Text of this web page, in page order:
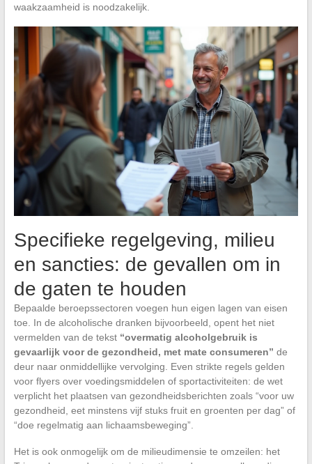
waakzaamheid is noodzakelijk.
Specifieke regelgeving, milieu
en sancties: de gevallen om in
de gaten te houden
Bepaalde beroepssectoren voegen hun eigen lagen van eisen
toe. In de alcoholische dranken bijvoorbeeld, opent het niet
vermelden van de tekst “overmatig alcoholgebruik is
gevaarlijk voor de gezondheid, met mate consumeren” de
deur naar onmiddellijke vervolging. Even strikte regels gelden
voor flyers over voedingsmiddelen of sportactiviteiten: de wet
verplicht het plaatsen van gezondheidsberichten zoals “voor uw
gezondheid, eet minstens vijf stuks fruit en groenten per dag” of
“doe regelmatig aan lichaamsbeweging”.
Het is ook onmogelijk om de milieudimensie te omzeilen: het